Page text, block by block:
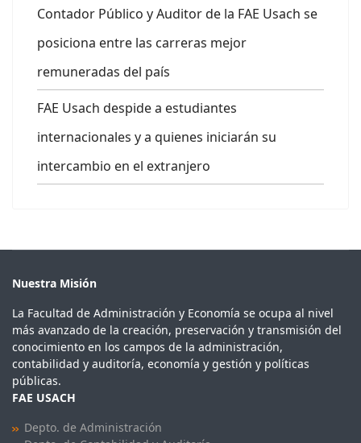
Contador Público y Auditor de la FAE Usach se
posiciona entre las carreras mejor
remuneradas del país
FAE Usach despide a estudiantes
internacionales y a quienes iniciarán su
intercambio en el extranjero
Nuestra Misión
La Facultad de Administración y Economía se ocupa al nivel
más avanzado de la creación, preservación y transmisión del
conocimiento en los campos de la administración,
contabilidad y auditoría, economía y gestión y políticas
públicas.
FAE USACH
Depto. de Administración